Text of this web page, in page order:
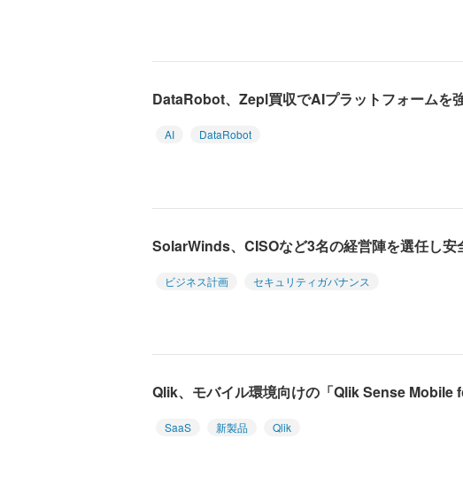
DataRobot、Zepl買収でAIプラットフォームを
AI
DataRobot
SolarWinds、CISOなど3名の経営陣を選任し安
ビジネス計画
セキュリティガバナンス
Qlik、モバイル環境向けの「Qlik Sense Mobile
SaaS 新製品
Qlik